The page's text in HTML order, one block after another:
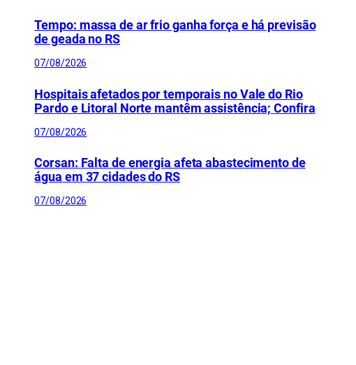
Tempo: massa de ar frio ganha força e há previsão
de geada no RS
07/08/2026
Hospitais afetados por temporais no Vale do Rio
Pardo e Litoral Norte mantêm assistência; Confira
07/08/2026
Corsan: Falta de energia afeta abastecimento de
água em 37 cidades do RS
07/08/2026